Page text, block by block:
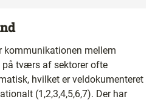
kommunikationen mellem
tværs af sektorer ofte
hvilket er veldokumenteret
(1,2,3,4,5,6,7). Der har